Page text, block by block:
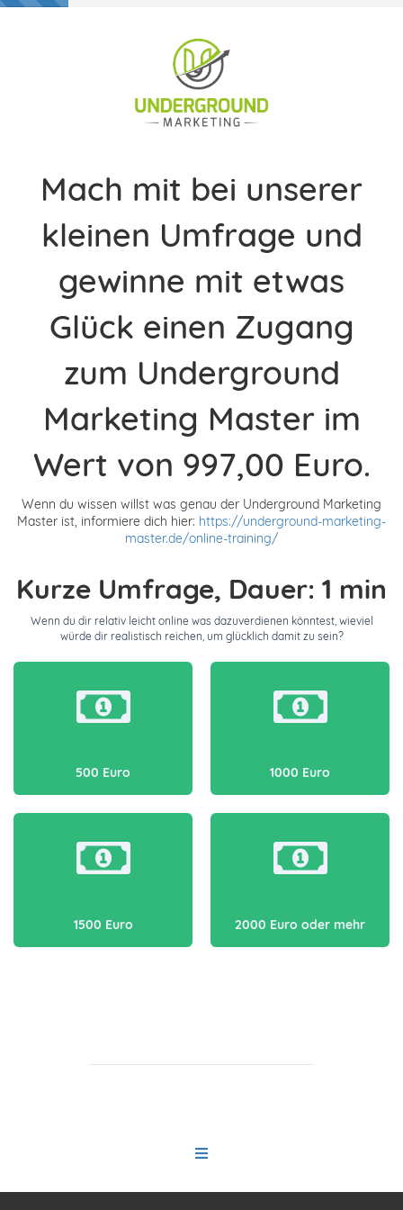
Mach mit bei unserer
kleinen Umfrage und
gewinne mit etwas
Glück einen Zugang
zum Underground
Marketing Master im
Wert von 997,00 Euro.
Wenn du wissen willst was genau der Underground Marketing
Master ist, informiere dich hier: https://underground-marketing-
master.de/online-training/
Kurze Umfrage, Dauer: 1 min
Wenn du dir relativ leicht online was dazuverdienen könntest, wieviel
würde dir realistisch reichen, um glücklich damit zu sein?
500 Euro 1000 Euro
1500 Euro 2000 Euro oder mehr